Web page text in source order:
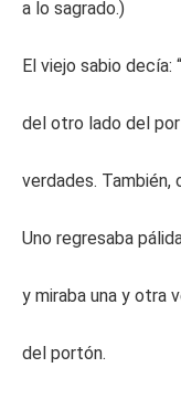
a lo sagrado.)
El viejo sabio decía:
del otro lado del
verdades. También,
Uno regresaba
y miraba una y otra
del portón.